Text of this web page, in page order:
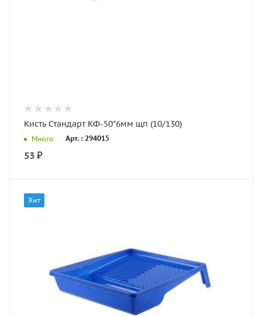
Кисть Стандарт КФ-50*6мм щп (10/130)
Много Арт. : 294015
53 ₽
Хит